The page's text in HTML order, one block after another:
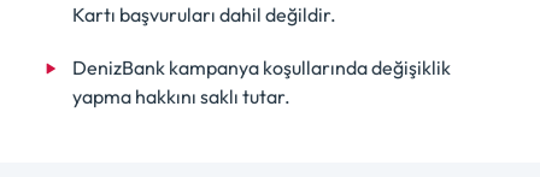
Kartı başvuruları dahil değildir.
DenizBank kampanya koşullarında değişiklik
yapma hakkını saklı tutar.